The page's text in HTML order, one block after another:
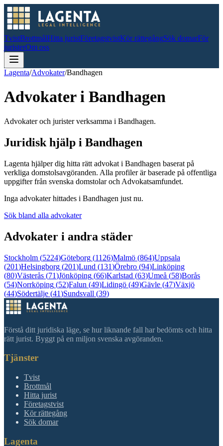
TvistBrottmålHitta juristFöretagstvistKör rättegångSök domarFör
juristerOm oss
Lagenta/Advokater/Bandhagen
Advokater i Bandhagen
Advokater och jurister verksamma i Bandhagen.
Juridisk hjälp i Bandhagen
Lagenta hjälper dig hitta rätt advokat i Bandhagen baserat på
verkliga domstolsavgöranden. Alla profiler är baserade på offentliga
uppgifter från svenska domstolar och Advokatsamfundet.
Inga advokater hittades i Bandhagen just nu.
Sök bland alla advokater
Advokater i andra städer
Stockholm (5224)Göteborg (1126)Malmö (864)Uppsala
(201)Helsingborg (201)Lund (131)Örebro (94)Linköping
(80)Västerås (71)Jönköping (66)Karlstad (63)Umeå (58)Borås
(54)Norrköping (52)Falun (49)Lidingö (49)Gävle (47)Växjö
(44)Södertälje (41)Sundsvall (39)
Förstå ditt juridiska läge, se hur liknande fall har bedömts och hitta
rätt jurist. Byggt på en miljon svenska avgöranden.
Tjänster
Tvist
Brottmål
Hitta jurist
Företagstvist
Kör rättegång
Sök domar
Lagenta